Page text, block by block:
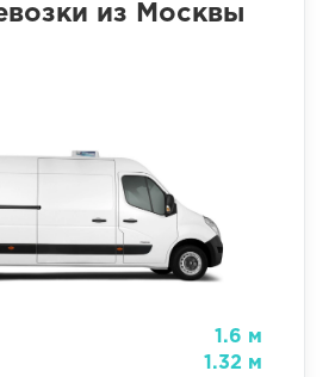
из Москвы
1.6 м
1.32 м